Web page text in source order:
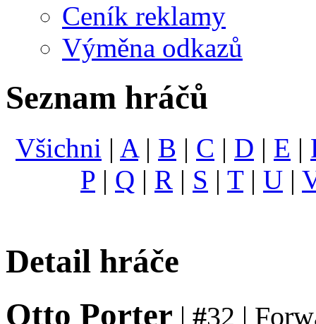
Ceník reklamy
Výměna odkazů
Seznam hráčů
Všichni | A| B | C | D | E |
P | Q | R | S | T| U |
Detail hráče
Otto Porter | #32 |